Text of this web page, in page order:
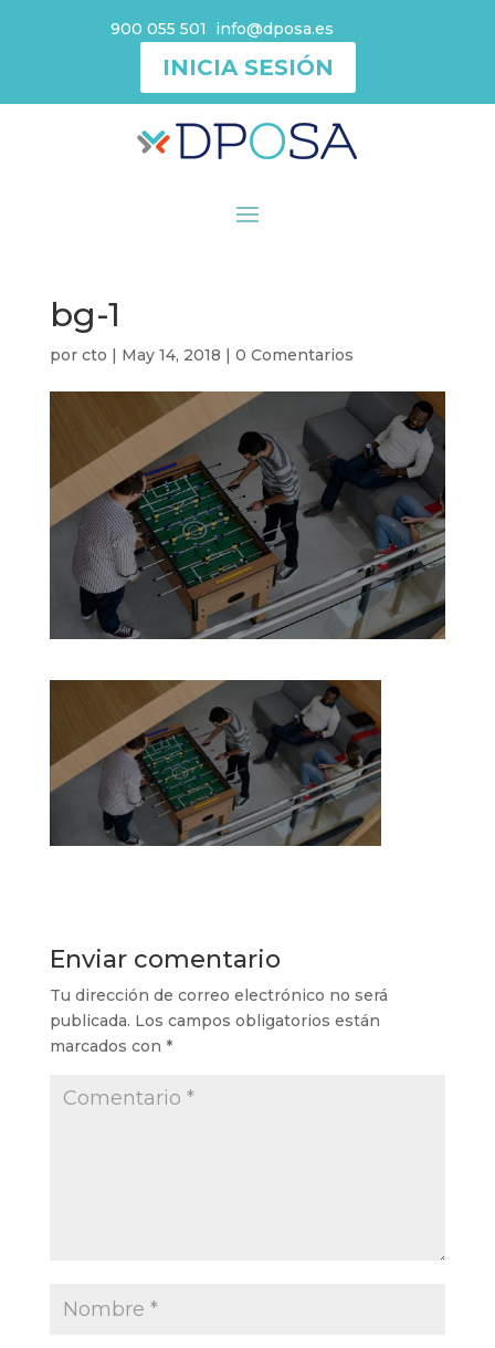
900 055 501 info@dposa.es
INICIA SESIÓN
bg-1
por cto | May 14, 2018 | 0 Comentarios
Enviar comentario
Tu dirección de correo electrónico no será
publicada. Los campos obligatorios están
marcados con *